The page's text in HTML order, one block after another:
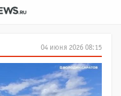
04 июня 2026 08:15